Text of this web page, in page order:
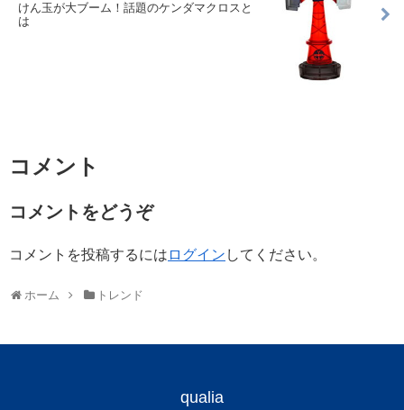
けん玉が大ブーム！話題のケンダマクロスと
は
コメント
コメントをどうぞ
コメントを投稿するには ログイン してください。
ホーム トレンド
qualia